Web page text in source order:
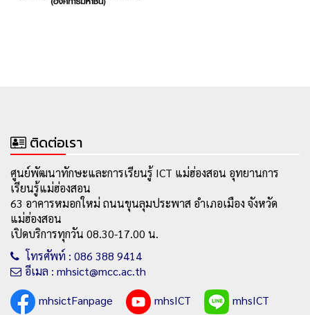
ติดต่อเรา
ศูนย์พัฒนาทักษะและการเรียนรู้ ICT แม่ฮ่องสอน อุทยานการ
เรียนรู้แม่ฮ่องสอน
63 อาคารหมอกใหม่ ถนนขุนลุมประพาส อำเภอเมือง จังหวัด
แม่ฮ่องสอน
เปิดบริการทุกวัน 08.30-17.00 น.
โทรศัพท์ : 086 388 9414
อีเมล : mhsict@mcc.ac.th
mhsictFanpage
mhsICT mhsICT